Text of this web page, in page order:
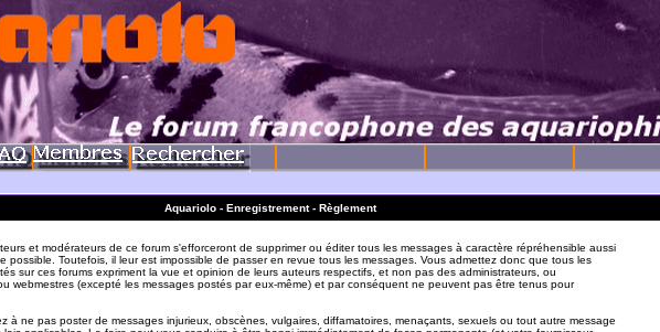
Aquariolo - Enregistrement - Règlement
et modérateurs de ce forum s'efforceront de supprimer ou éditer tous les messages à caractère répréhensible aussi
possible. Toutefois, il leur est impossible de passer en revue tous les messages. Vous admettez donc que tous les
sur ces forums expriment la vue et opinion de leurs auteurs respectifs, et non pas des administrateurs, ou
webmestres (excepté les messages postés par eux-même) et par conséquent ne peuvent pas être tenus pour
à ne pas poster de messages injurieux, obscènes, vulgaires, diffamatoires, menaçants, sexuels ou tout autre message